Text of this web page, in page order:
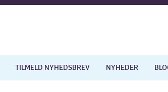
TILMELD NYHEDSBREV NYHEDER